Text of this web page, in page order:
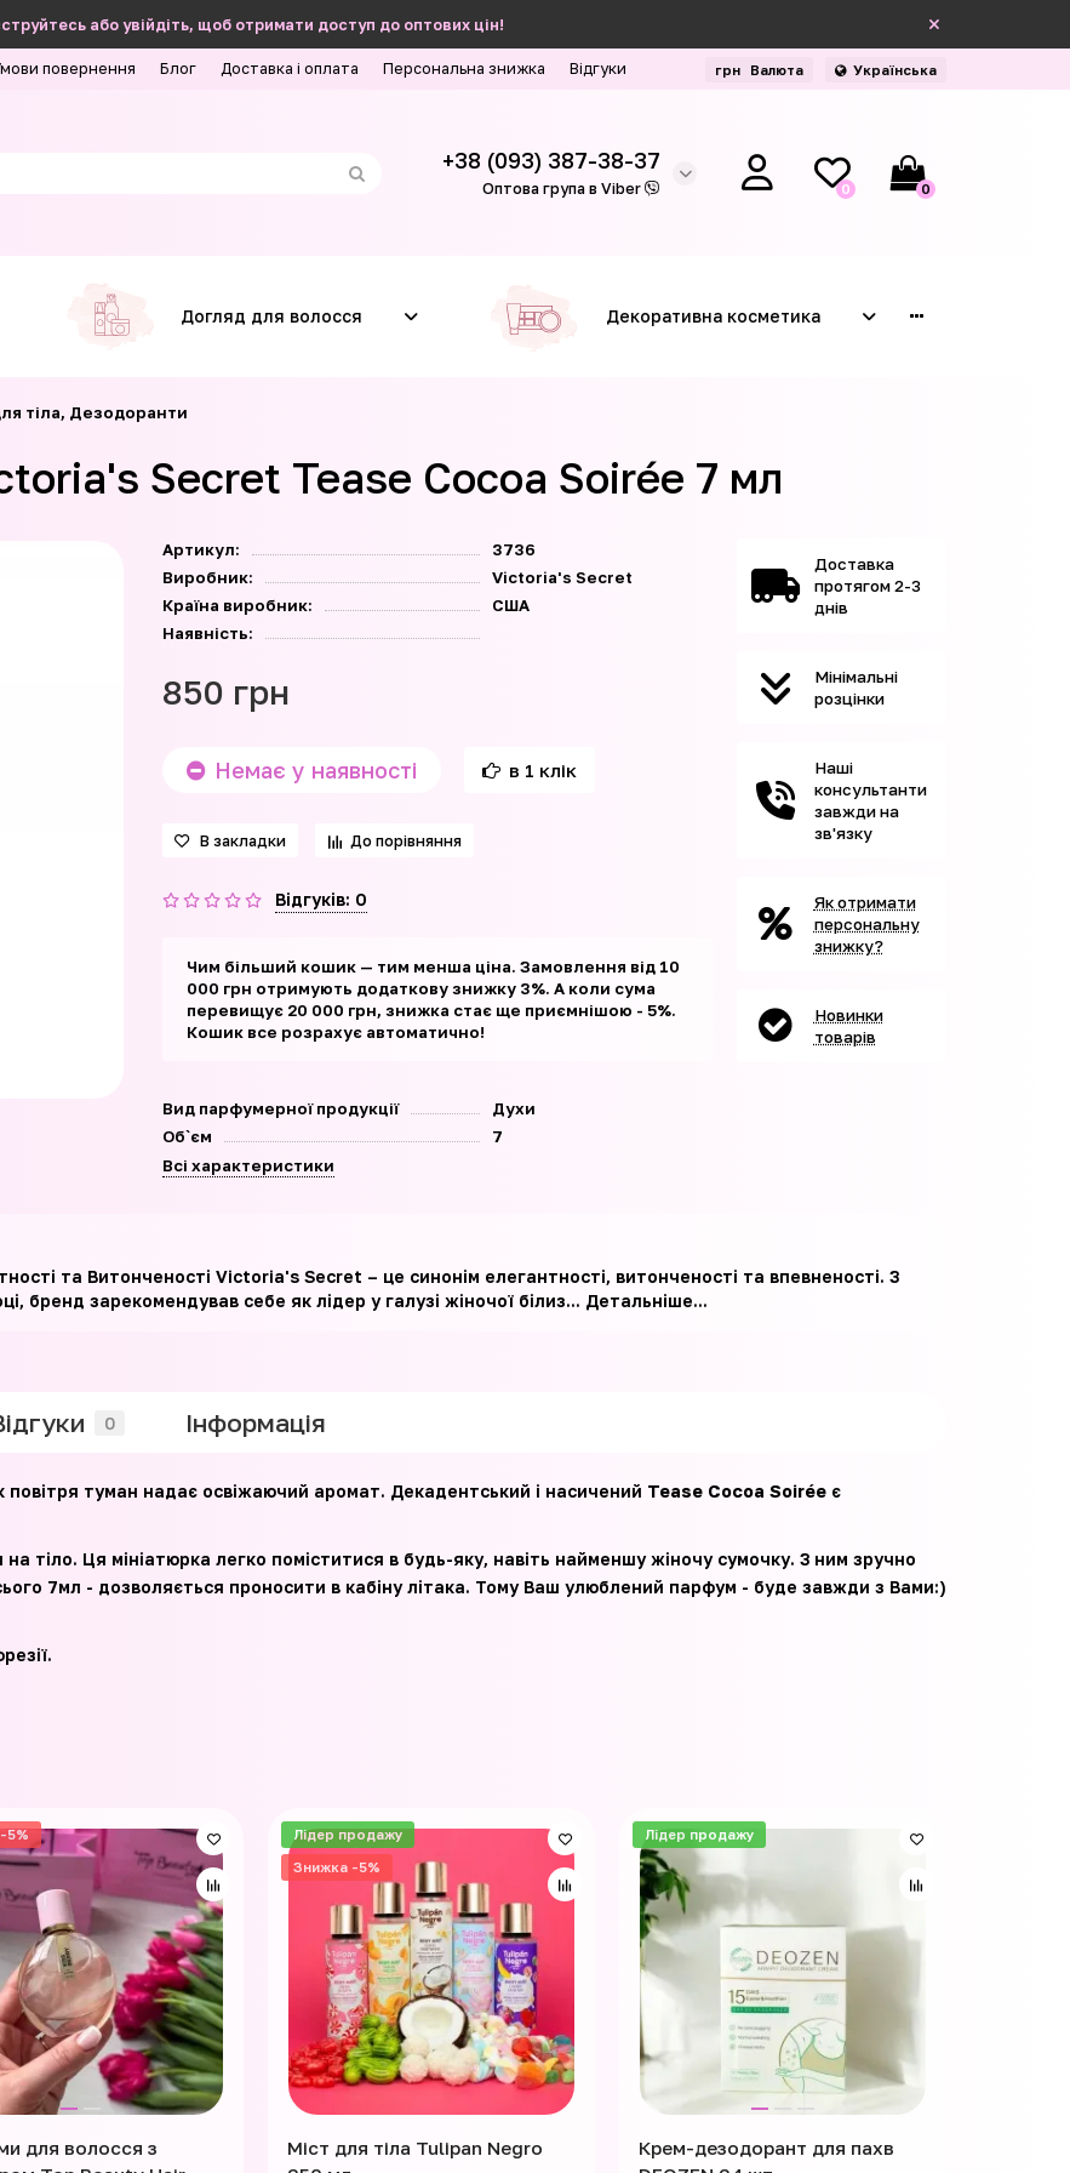
або увійдіть, щоб отримати доступ до оптових цін!
повернення Блог Доставка і оплата Персональна знижка Відгуки грн Валюта Українська
+38 (093) 387-38-37
Оптова група в Viber 0 0
Догляд для волосся Декоративна косметика
тіла, Дезодоранти
Secret Tease Cocoa Soirée 7 мл
Артикул:
3736
Виробник:
Victoria's Secret
Країна виробник:
США
Наявність:
850 грн
Немає у наявності в 1 клік
В закладки До порівняння
Відгуків: 0
Чим більший кошик — тим менша ціна. Замовлення від 10
000 грн отримують додаткову знижку 3%. А коли сума
перевищує 20 000 грн, знижка стає ще приємнішою - 5%.
Кошик все розрахує автоматично!
Вид парфумерної продукції
Духи
Об`єм
7
Всі характеристики
Доставка
протягом 2-3
днів
Мінімальні
розцінки
Наші
консультанти
завжди на
зв'язку
Як отримати
персональну
знижку?
Новинки
товарів
та Витонченості Victoria's Secret – це синонім елегантності, витонченості та впевненості. З
бренд зарекомендував себе як лідер у галузі жіночої білиз... Детальніше...
0 Iнформація
туман надає освіжаючий аромат. Декадентський і насичений Tease Cocoa Soirée є
тіло. Ця мініатюрка легко поміститися в будь-яку, навіть найменшу жіночу сумочку. З ним зручно
7мл - дозволяється проносити в кабіну літака. Тому Ваш улюблений парфум - буде завжди з Вами:)
5%
для волосся з
Лідер продажу
Знижка -5%
Міст для тіла Tulipan Negro
Лідер продажу
Крем-дезодорант для пахв